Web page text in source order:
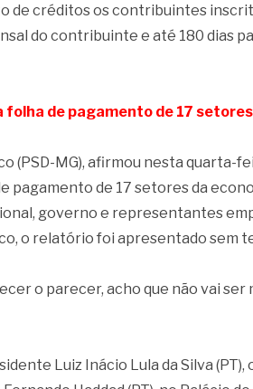
de créditos os contribuintes
do contribuinte e até 180 dias
folha de pagamento de 17 setores
(PSD-MG), afirmou nesta quarta-
pagamento de 17 setores da
governo e representantes
o relatório foi apresentado sem
o parecer, acho que não vai
Luiz Inácio Lula da Silva